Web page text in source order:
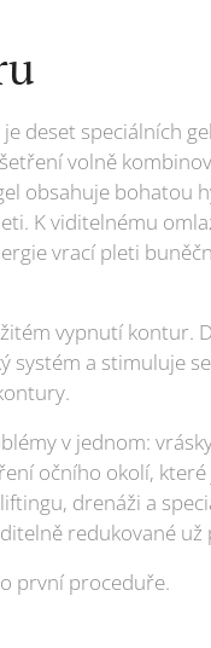
deset speciálních
volně
obsahuje bohatou
K viditelnému
vrací pleti
vypnutí kontur.
systém a stimuluje
v jednom:
očního okolí,
drenáži a
redukované
první proceduře.